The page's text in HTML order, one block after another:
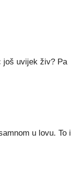
još uvijek živ? Pa
u lovu. To i